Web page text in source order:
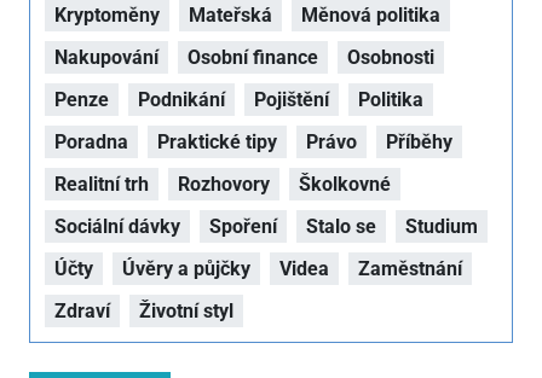
Kryptoměny Mateřská
Měnová politika
Nakupování
Osobní finance
Osobnosti
Penze
Podnikání Pojištění
Politika
Poradna
Praktické tipy Právo
Příběhy
Realitní trh
Rozhovory
Školkovné
Sociální dávky
Spoření Stalo se
Studium
Účty
Úvěry a půjčky Videa
Zaměstnání
Zdraví
Životní styl